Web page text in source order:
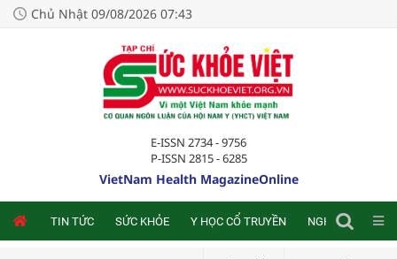
Chủ Nhật 09/08/2026 07:43
E-ISSN 2734 - 9756
P-ISSN 2815 - 6285
VietNam Health MagazineOnline
TIN TỨC SỨC KHỎE Y HỌC CỔ TRUYỀN NGHIÊN CỨU